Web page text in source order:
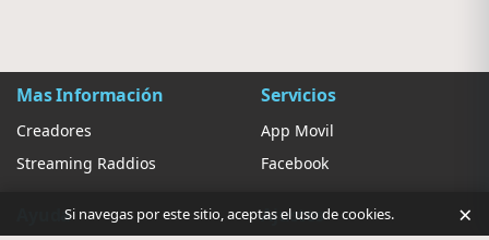
Mas Información
Creadores
Streaming Raddios
Servicios
App Movil
Facebook
Ayuda Ajustes
Si navegas por este sitio, aceptas el uso de cookies. ×